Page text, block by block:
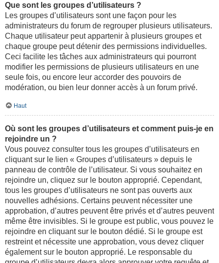
Que sont les groupes d’utilisateurs ?
Les groupes d’utilisateurs sont une façon pour les
administrateurs du forum de regrouper plusieurs utilisateurs.
Chaque utilisateur peut appartenir à plusieurs groupes et
chaque groupe peut détenir des permissions individuelles.
Ceci facilite les tâches aux administrateurs qui pourront
modifier les permissions de plusieurs utilisateurs en une
seule fois, ou encore leur accorder des pouvoirs de
modération, ou bien leur donner accès à un forum privé.
Haut
Où sont les groupes d’utilisateurs et comment puis-je en
rejoindre un ?
Vous pouvez consulter tous les groupes d’utilisateurs en
cliquant sur le lien « Groupes d’utilisateurs » depuis le
panneau de contrôle de l’utilisateur. Si vous souhaitez en
rejoindre un, cliquez sur le bouton approprié. Cependant,
tous les groupes d’utilisateurs ne sont pas ouverts aux
nouvelles adhésions. Certains peuvent nécessiter une
approbation, d’autres peuvent être privés et d’autres peuvent
même être invisibles. Si le groupe est public, vous pouvez le
rejoindre en cliquant sur le bouton dédié. Si le groupe est
restreint et nécessite une approbation, vous devez cliquer
également sur le bouton approprié. Le responsable du